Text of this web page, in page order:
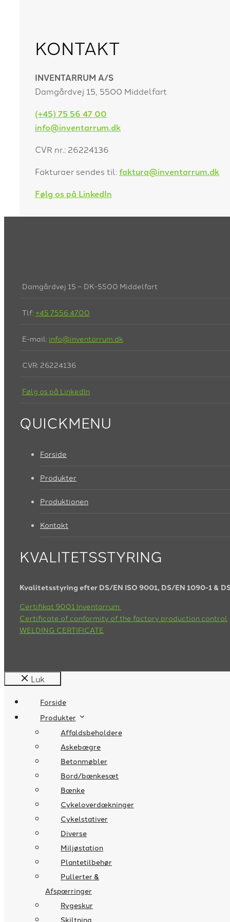
KONTAKT
INVENTARRUM A/S
Damgårdvej 15, 5500 Middelfart
(+45) 75 56 47 00
info@inventarrum.dk
CVR nr.: 26224136
Fakturaer sendes til:faktura@inventarrum.dk
Følg os på LinkedIn
Damgårdvej 15 – DK-5500 Middelfart
Tlf: +45 7556 4700
E-mail: info@inventarrum.dk
CVR: 26224136
Følg os på LinkedIn
QUICKMENU
Forside
Produkter
Produktionen
Kontakt
KVALITETSSTYRING
Kvalitetsstyring efter DS/EN ISO 9001, DS/EN 1090-1 &
Certifikat 9001 Inventarrum
Certificate of conformity of the factory production control
WELDING CERTIFICATE
Luk
Forside
Produkter
Affaldsbeholdere
Askebægre
Betonmøbler
Bord/bænkesæt
Bænke
Cykeloverdækninger
Cykelstativer
Diverse
Miljøstation
Plantetilbehør
Pullerter &
Afspærringer
Rygeskur
Skiltning